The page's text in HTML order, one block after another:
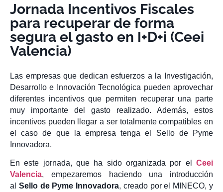
Jornada Incentivos Fiscales
para recuperar de forma
segura el gasto en I+D+i (Ceei
Valencia)
Las empresas que dedican esfuerzos a la Investigación,
Desarrollo e Innovación Tecnológica pueden aprovechar
diferentes incentivos que permiten recuperar una parte
muy importante del gasto realizado. Además, estos
incentivos pueden llegar a ser totalmente compatibles en
el caso de que la empresa tenga el Sello de Pyme
Innovadora.
En este jornada, que ha sido organizada por el Ceei
Valencia, empezaremos haciendo una introducción
al Sello de Pyme Innovadora, creado por el MINECO, y